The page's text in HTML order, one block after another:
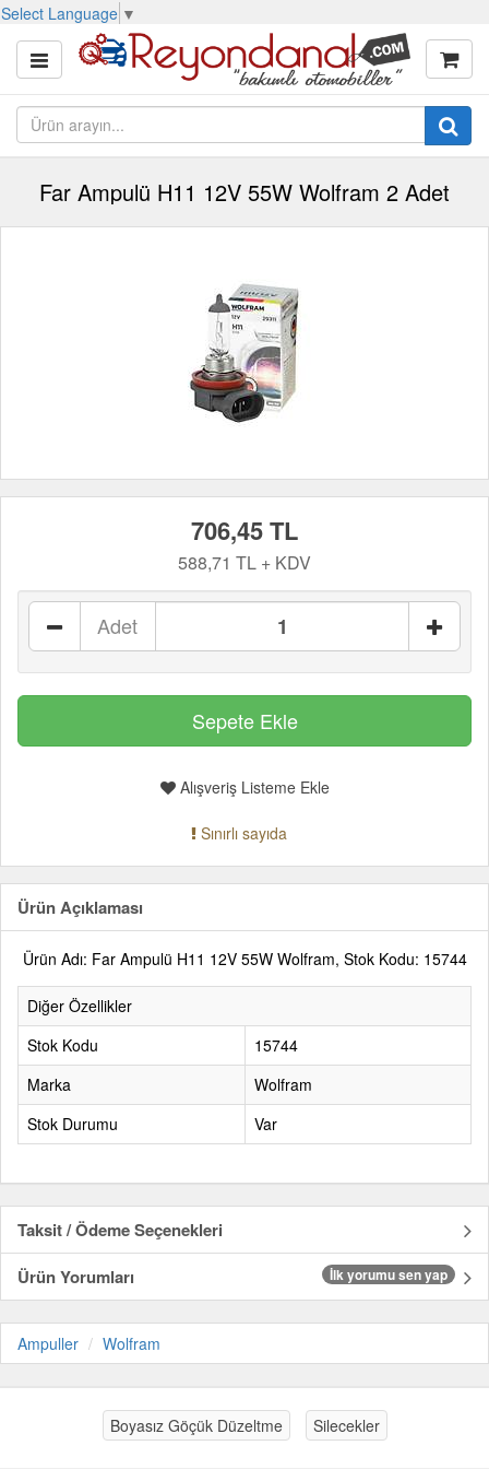
Select Language ▼
Far Ampulü H11 12V 55W Wolfram 2 Adet
706,45 TL
588,71 TL + KDV
Adet
Alışveriş Listeme Ekle
Sınırlı sayıda
Ürün Açıklaması
Ürün Adı: Far Ampulü H11 12V 55W Wolfram, Stok Kodu: 15744
Diğer Özellikler
Stok Kodu
15744
Marka
Wolfram
Stok Durumu
Var
Taksit / Ödeme Seçenekleri
Ürün Yorumları
İlk yorumu sen yap
Ampuller Wolfram
Boyasız Göçük Düzeltme Silecekler